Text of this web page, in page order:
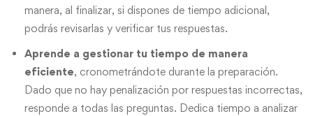
manera, al finalizar, si dispones de tiempo adicional,
podrás revisarlas y verificar tus respuestas.
Aprende a gestionar tu tiempo de manera
eficiente, cronometrándote durante la preparación.
Dado que no hay penalización por respuestas incorrectas,
responde a todas las preguntas. Dedica tiempo a analizar